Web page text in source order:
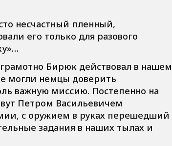
несчастный пленный,
его только для разового
Бирюк действовал в нашем
могли немцы доверить
важную миссию. Постепенно на
Петром Васильевичем
с оружием в руках перешедший
задания в наших тылах и